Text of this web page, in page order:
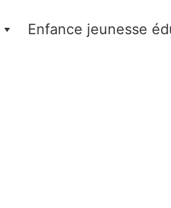
Enfance jeunesse